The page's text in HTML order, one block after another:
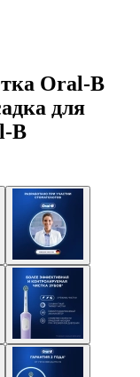
Oral-B
для
B